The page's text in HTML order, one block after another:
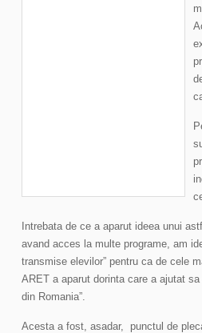
Intrebata de ce a aparut ideea unui
avand acces la multe programe, am
transmise elevilor” pentru ca de cele
ARET a aparut dorinta care a ajutat
din Romania”.
Acesta a fost, asadar, punctul de